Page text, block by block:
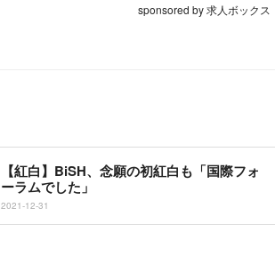
sponsored by 求人ボックス
【紅白】BiSH、念願の初紅白も「国際フォ
ーラムでした」
2021-12-31